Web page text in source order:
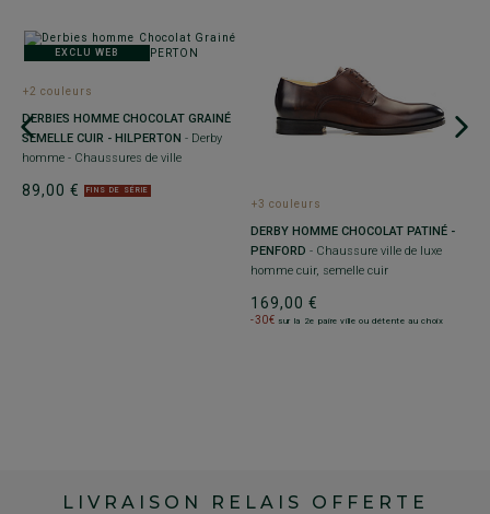
EXCLU WEB
+2 couleurs
DERBIES HOMME CHOCOLAT GRAINÉ
SEMELLE CUIR - HILPERTON - Derby
homme - Chaussures de ville
89,00 € FINS DE SÉRIE
+3 couleurs
DERBY HOMME CHOCOLAT PATINÉ -
PENFORD - Chaussure ville de luxe
homme cuir, semelle cuir
169,00 €
-30€ sur la 2e paire ville ou détente au choix
LIVRAISON RELAIS OFFERTE